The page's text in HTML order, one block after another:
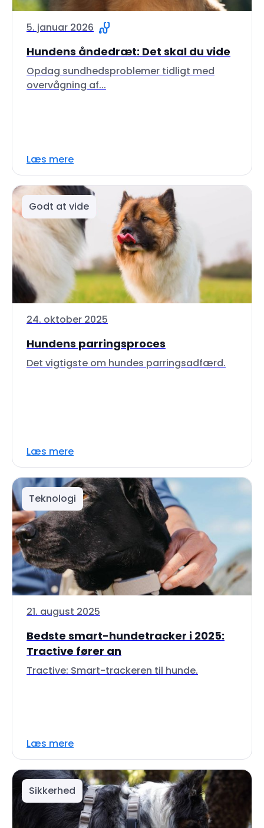
5. januar 2026
Hundens åndedræt: Det skal du vide
Opdag sundhedsproblemer tidligt med
overvågning af...
Læs mere
Godt at vide
24. oktober 2025
Hundens parringsproces
Det vigtigste om hundes parringsadfærd.
Læs mere
Teknologi
21. august 2025
Bedste smart-hundetracker i 2025:
Tractive fører an
Tractive: Smart-trackeren til hunde.
Læs mere
Sikkerhed